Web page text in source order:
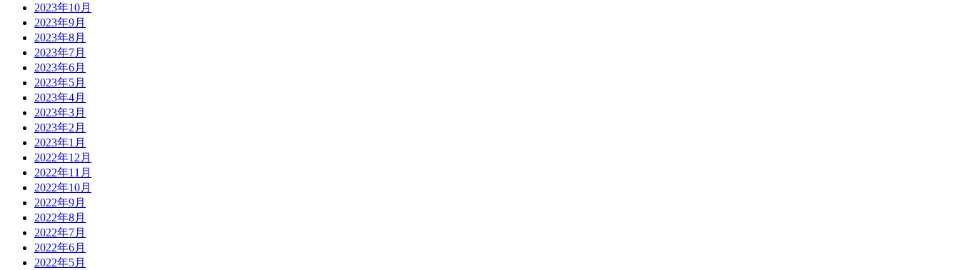
2023年10月
2023年9月
2023年8月
2023年7月
2023年6月
2023年5月
2023年4月
2023年3月
2023年2月
2023年1月
2022年12月
2022年11月
2022年10月
2022年9月
2022年8月
2022年7月
2022年6月
2022年5月